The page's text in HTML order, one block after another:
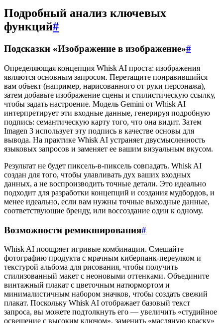
Подробный анализ ключевых
функций#
Подсказки «Изображение в изображение»#
Определяющая концепция Whisk AI проста: изображения
являются основным запросом. Перетащите понравившийся
вам объект (например, нарисованного от руки персонажа),
затем добавьте изображение сцены и стилистическую ссылку,
чтобы задать настроение. Модель Gemini от Whisk AI
интерпретирует эти входные данные, генерируя подробную
подпись: семантическую карту того, что она видит. Затем
Imagen 3 использует эту подпись в качестве основы для
вывода. На практике Whisk AI устраняет двусмысленность
языковых запросов и заменяет ее вашим визуальным вкусом.
Результат не будет пиксель-в-пиксель совпадать. Whisk AI
создан для того, чтобы улавливать дух ваших входных
данных, а не воспроизводить точные детали. Это идеально
подходит для разработки концепций и создания мудбордов, и
менее идеально, если вам нужны точные выходные данные,
соответствующие бренду, или воссоздание один к одному.
Возможности ремикширования#
Whisk AI поощряет игривые комбинации. Смешайте
фотографию продукта с мрачным киберпанк-переулком и
текстурой альбома для рисования, чтобы получить
стилизованный макет с неоновыми оттенками. Объедините
винтажный плакат с цветочным натюрмортом и
минималистичным набором значков, чтобы создать свежий
плакат. Поскольку Whisk AI отображает базовый текст
запроса, вы можете подтолкнуть его — увеличить «студийное
освещение с высоким ключом», заменить «масляную краску»